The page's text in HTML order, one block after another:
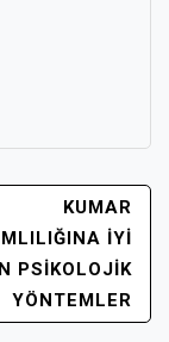
KUMAR
İYI
PSIKOLOJIK
YÖNTEMLER